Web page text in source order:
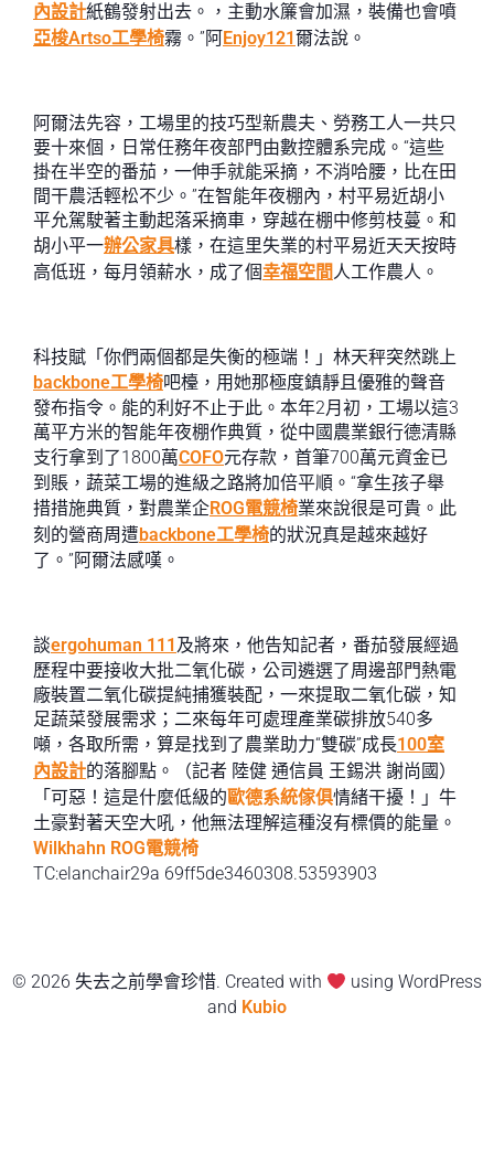
內設計紙鶴發射出去。，主動水簾會加濕，裝備也會噴
亞梭Artso工學椅霧。”阿Enjoy121爾法說。
阿爾法先容，工場里的技巧型新農夫、勞務工人一共只
要十來個，日常任務年夜部門由數控體系完成。“這些
掛在半空的番茄，一伸手就能采摘，不消哈腰，比在田
間干農活輕松不少。”在智能年夜棚內，村平易近胡小
平允駕駛著主動起落采摘車，穿越在棚中修剪枝蔓。和
胡小平一辦公家具樣，在這里失業的村平易近天天按時
高低班，每月領薪水，成了個幸福空間人工作農人。
科技賦「你們兩個都是失衡的極端！」林天秤突然跳上
backbone工學椅吧檯，用她那極度鎮靜且優雅的聲音
發布指令。能的利好不止于此。本年2月初，工場以這3
萬平方米的智能年夜棚作典質，從中國農業銀行德清縣
支行拿到了1800萬COFO元存款，首筆700萬元資金已
到賬，蔬菜工場的進級之路將加倍平順。“拿生孩子舉
措措施典質，對農業企ROG電競椅業來說很是可貴。此
刻的營商周遭backbone工學椅的狀況真是越來越好
了。”阿爾法感嘆。
談ergohuman 111及將來，他告知記者，番茄發展經過
歷程中要接收大批二氧化碳，公司遴選了周邊部門熱電
廠裝置二氧化碳提純捕獲裝配，一來提取二氧化碳，知
足蔬菜發展需求；二來每年可處理產業碳排放540多
噸，各取所需，算是找到了農業助力“雙碳”成長100室
內設計的落腳點。（記者 陸健 通信員 王錫洪 謝尚國）
「可惡！這是什麼低級的歐德系統傢俱情緒干擾！」牛
土豪對著天空大吼，他無法理解這種沒有標價的能量。
Wilkhahn ROG電競椅
TC:elanchair29a 69ff5de3460308.53593903
© 2026 失去之前學會珍惜. Created with
using WordPress
and Kubio